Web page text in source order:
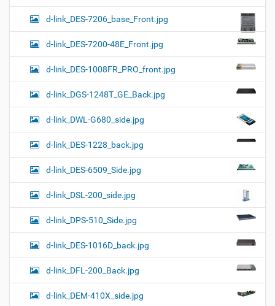
d-link_DES-7206_base_Front.jpg
d-link_DES-7200-48E_Front.jpg
d-link_DES-1008FR_PRO_front.jpg
d-link_DGS-1248T_GE_Back.jpg
d-link_DWL-G680_side.jpg
d-link_DES-1228_back.jpg
d-link_DES-6509_Side.jpg
d-link_DSL-200_side.jpg
d-link_DPS-510_Side.jpg
d-link_DES-1016D_back.jpg
d-link_DFL-200_Back.jpg
d-link_DEM-410X_side.jpg